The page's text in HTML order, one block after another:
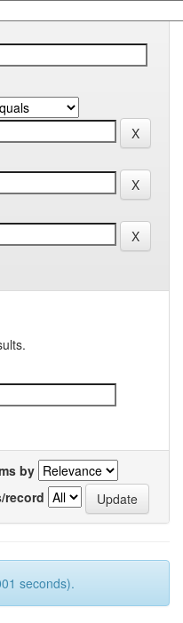
by
record
seconds).